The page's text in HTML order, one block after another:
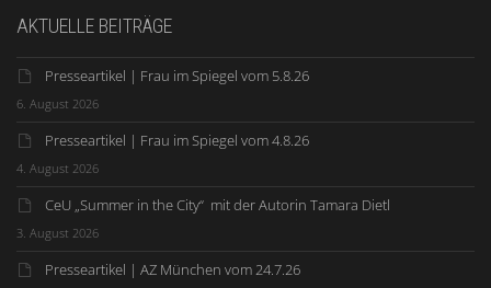
AKTUELLE BEITRÄGE
Presseartikel | Frau im Spiegel vom 5.8.26
6. August 2026
Presseartikel | Frau im Spiegel vom 4.8.26
4. August 2026
CeU „Summer in the City“ mit der Autorin Tamara Dietl
3. August 2026
Presseartikel | AZ München vom 24.7.26